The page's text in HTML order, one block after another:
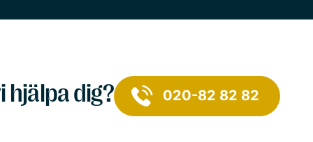
hjälpa dig? 020-82 82 82